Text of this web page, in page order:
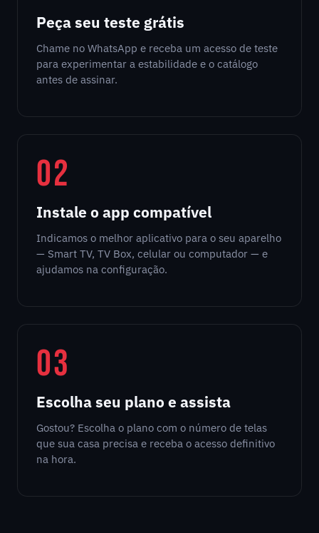
Peça seu teste grátis
Chame no WhatsApp e receba um acesso de teste
para experimentar a estabilidade e o catálogo
antes de assinar.
02
Instale o app compatível
Indicamos o melhor aplicativo para o seu aparelho
— Smart TV, TV Box, celular ou computador — e
ajudamos na configuração.
03
Escolha seu plano e assista
Gostou? Escolha o plano com o número de telas
que sua casa precisa e receba o acesso definitivo
na hora.